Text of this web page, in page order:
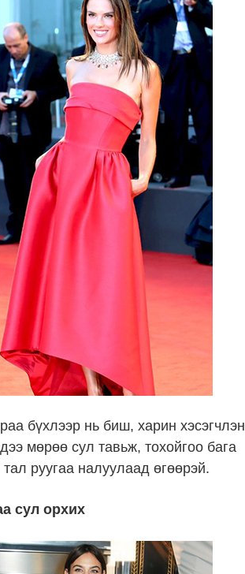
бүхлээр нь биш, харин хэсэгчлэн
мөрөө сул тавьж, тохойгоо бага
руугаа налуулаад өгөөрэй.
сул орхих